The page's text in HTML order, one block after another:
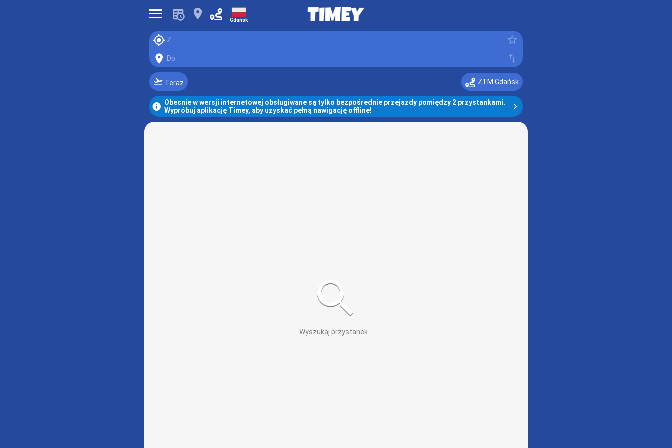
󰍜 󰍎 Gdańsk
Z
󰆤 󰓒
Do
󰍎 󰓢
󰗕 Teraz ZTM Gdańsk
󰋼 Obecnie w wersji internetowej obsługiwane są tylko bezpośrednie przejazdy pomiędzy 2 przystankami.
Wypróbuj aplikację Timey, aby uzyskać pełną nawigację offline!
󰅂
Wyszukaj przystanek